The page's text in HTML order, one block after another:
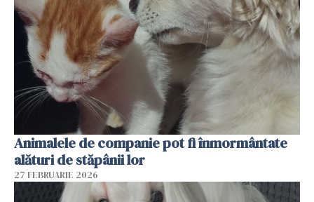
Animalele de companie pot fi înmormântate
alături de stăpânii lor
27 FEBRUARIE 2026